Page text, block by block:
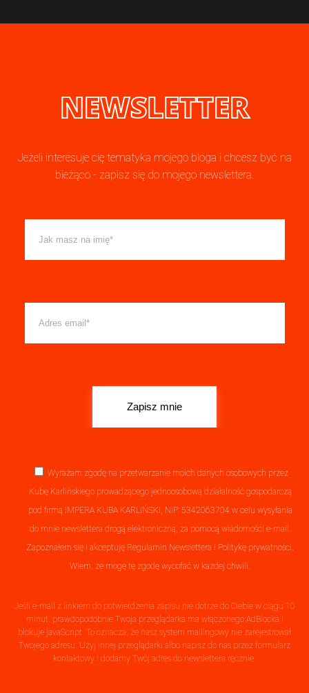
NEWSLETTER
Jeżeli interesuje cię tematyka mojego bloga i chcesz być na
bieżąco - zapisz się do mojego newslettera.
Wyrażam zgodę na przetwarzanie moich danych osobowych przez
Kubę Karlińskiego prowadzącego jednoosobową działalność gospodarczą
pod firmą IMPERA KUBA KARLIŃSKI, NIP: 5342063704 w celu wysyłania
do mnie newslettera drogą elektroniczną, za pomocą wiadomości e-mail.
Zapoznałem się i akceptuję Regulamin Newslettera i Politykę prywatności
Wiem, że mogę tę zgodę wycofać w każdej chwili.
Jeśli e-mail z linkiem do potwierdzenia zapisu nie dotrze do Ciebie w ciągu 10
minut, prawdopodobnie Twoja przeglądarka ma włączonego AdBlocka i
blokuje javaScript. To oznacza, że nasz system mailingowy nie zarejestrował
Twojego adresu. Użyj innej przeglądarki albo napisz do nas przez formularz
kontaktowy i dodamy Twój adres do newslettera ręcznie.